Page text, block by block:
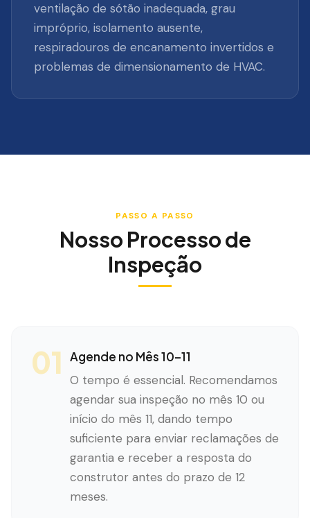
ventilação de sótão inadequada, grau
impróprio, isolamento ausente,
respiradouros de encanamento invertidos e
problemas de dimensionamento de HVAC.
PASSO A PASSO
Nosso Processo de
Inspeção
01 Agende no Mês 10–11
O tempo é essencial. Recomendamos
agendar sua inspeção no mês 10 ou
início do mês 11, dando tempo
suficiente para enviar reclamações de
garantia e receber a resposta do
construtor antes do prazo de 12
meses.